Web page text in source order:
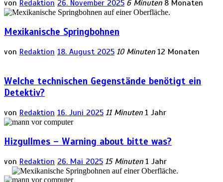
von Redaktion 26. November 2025 6 Minuten 8 Monaten
Mexikanische Springbohnen
von Redaktion 18. August 2025 10 Minuten 12 Monaten
Welche technischen Gegenstände benötigt ein
Detektiv?
von Redaktion 16. Juni 2025 11 Minuten 1 Jahr
Hizgullmes – Warning about bitte was?
von Redaktion 26. Mai 2025 15 Minuten 1 Jahr